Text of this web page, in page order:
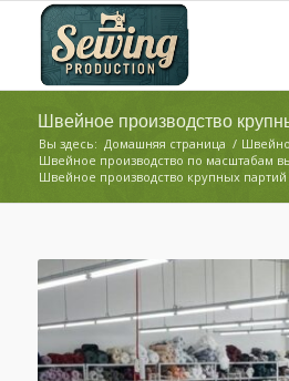
Швейное производство
Вы здесь: Домашняя страница /
Швейное производство по масштабам
Швейное производство крупных партий